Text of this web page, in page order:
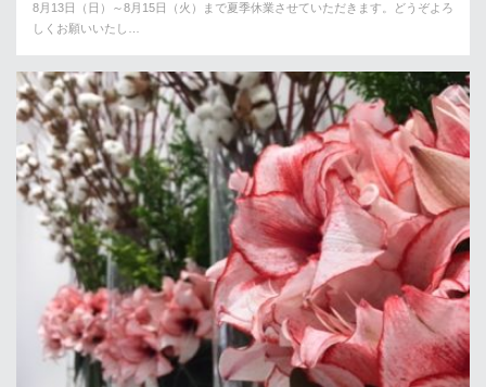
8月13日（日）～8月15日（火）まで夏季休業させていただきます。どうぞよろ
しくお願いいたし…